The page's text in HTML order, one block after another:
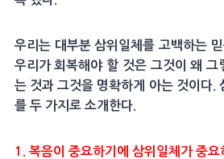
우리는 대부분 삼위일체를 고백하는
우리가 회복해야 할 것은 그것이 왜 그
는 것과 그것을 명확하게 아는 것이다.
를 두 가지로 소개한다.
1. 복음이 중요하기에 삼위일체가 중요